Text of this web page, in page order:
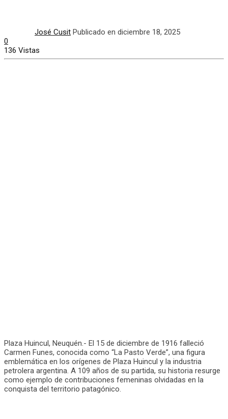
José Cusit Publicado en diciembre 18, 2025
0
136 Vistas
Plaza Huincul, Neuquén.- El 15 de diciembre de 1916 falleció
Carmen Funes, conocida como “La Pasto Verde”, una figura
emblemática en los orígenes de Plaza Huincul y la industria
petrolera argentina. A 109 años de su partida, su historia resurge
como ejemplo de contribuciones femeninas olvidadas en la
conquista del territorio patagónico.